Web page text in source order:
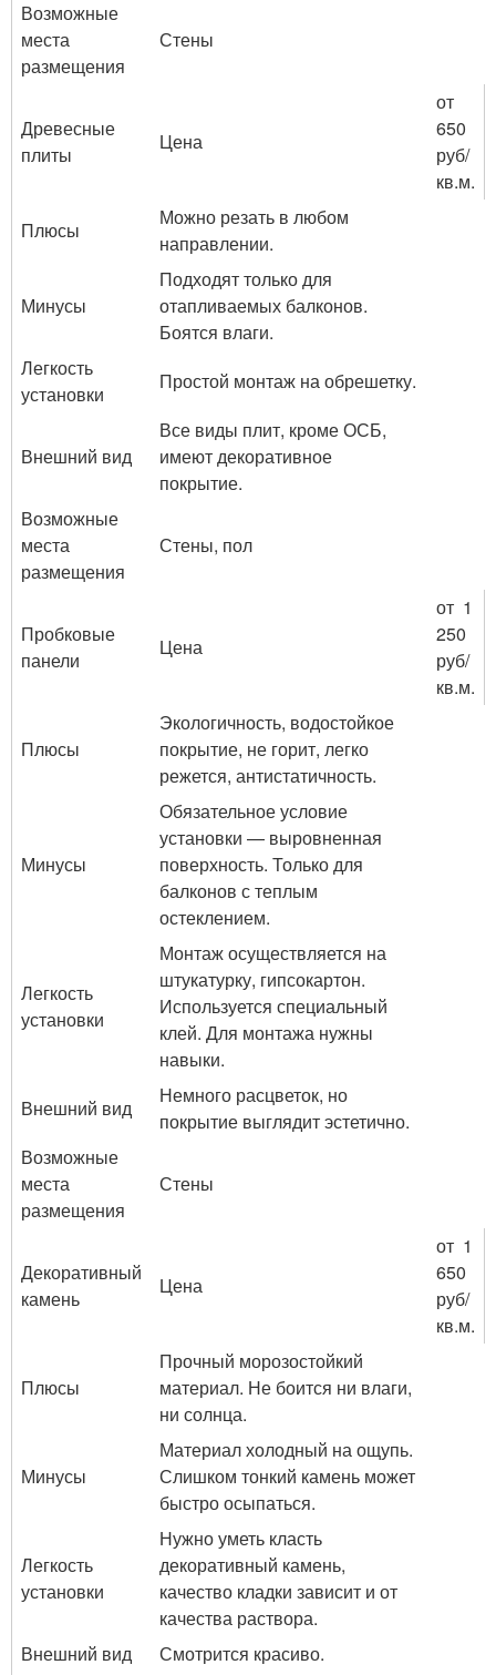
Возможные
места
размещения
Стены
Древесные
плиты
Цена
от
650
руб/
кв.м.
Плюсы
Можно резать в любом
направлении.
Минусы
Подходят только для
отапливаемых балконов.
Боятся влаги.
Легкость
установки
Простой монтаж на обрешетку.
Внешний вид
Все виды плит, кроме ОСБ,
имеют декоративное
покрытие.
Возможные
места
размещения
Стены, пол
Пробковые
панели
Цена
от 1
250
руб/
кв.м.
Плюсы
Экологичность, водостойкое
покрытие, не горит, легко
режется, антистатичность.
Минусы
Обязательное условие
установки — выровненная
поверхность. Только для
балконов с теплым
остеклением.
Легкость
установки
Монтаж осуществляется на
штукатурку, гипсокартон.
Используется специальный
клей. Для монтажа нужны
навыки.
Внешний вид
Немного расцветок, но
покрытие выглядит эстетично.
Возможные
места
размещения
Стены
Декоративный
камень
Цена
от 1
650
руб/
кв.м.
Плюсы
Прочный морозостойкий
материал. Не боится ни влаги,
ни солнца.
Минусы
Материал холодный на ощупь.
Слишком тонкий камень может
быстро осыпаться.
Легкость
установки
Нужно уметь класть
декоративный камень,
качество кладки зависит и от
качества раствора.
Внешний вид
Смотрится красиво.